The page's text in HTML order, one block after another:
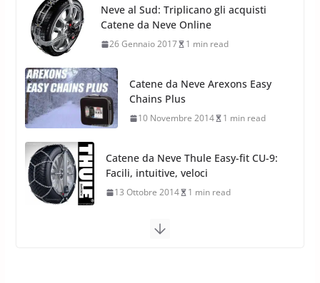
Pirelli Scorpion Winter 2: Nuovi
Pneumatici Invernali SUV 2022
Neve al Sud: Triplicano gli acquisti
Catene da Neve Online
26 Gennaio 2017 1 min read
Catene da Neve Arexons Easy
Chains Plus
10 Novembre 2014 1 min read
Catene da Neve Thule Easy-fit CU-9:
Facili, intuitive, veloci
13 Ottobre 2014 1 min read
Calze da Neve Arexocks by